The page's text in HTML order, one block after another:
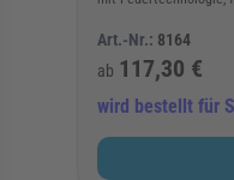
Art.-Nr.: 8164
ab 117,30 €
wird bestellt für